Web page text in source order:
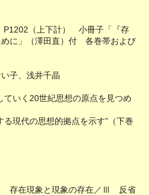
（上下計） 小冊子「『存
に」（澤田直）付 各巻帯および
い子、浅井千晶
ていく20世紀思想の原点を見つめ
現代の思想的拠点を示す”（下巻
在現象と現象の存在／Ⅲ 反省